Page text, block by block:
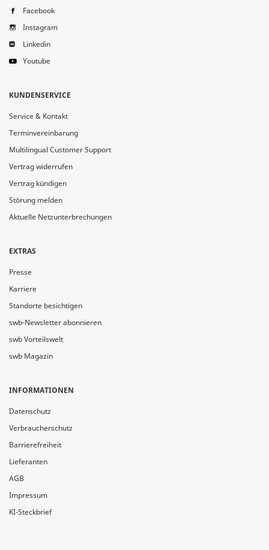
Facebook
Instagram
Linkedin
Youtube
KUNDENSERVICE
Service & Kontakt
Terminvereinbarung
Multilingual Customer Support
Vertrag widerrufen
Vertrag kündigen
Störung melden
Aktuelle Netzunterbrechungen
EXTRAS
Presse
Karriere
Standorte besichtigen
swb-Newsletter abonnieren
swb Vorteilswelt
swb Magazin
INFORMATIONEN
Datenschutz
Verbraucherschutz
Barrierefreiheit
Lieferanten
AGB
Impressum
KI-Steckbrief